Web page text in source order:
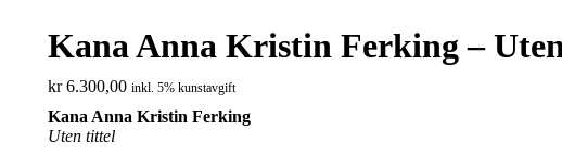
Kana Anna Kristin Ferking –
kr6.300,00 inkl. 5% kunstavgift
Kana Anna Kristin Ferking
Uten tittel